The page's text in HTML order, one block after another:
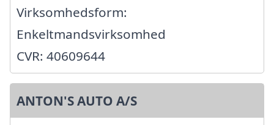
Virksomhedsform:
Enkeltmandsvirksomhed
CVR: 40609644
ANTON'S AUTO A/S